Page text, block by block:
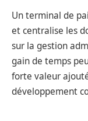
Un terminal de
et centralise les
sur la gestion
gain de temps
forte valeur
développement